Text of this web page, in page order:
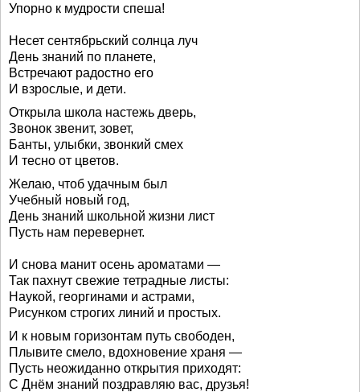
Упорно к мудрости спеша!
Несет сентябрьский солнца луч
День знаний по планете,
Встречают радостно его
И взрослые, и дети.
Открыла школа настежь дверь,
Звонок звенит, зовет,
Банты, улыбки, звонкий смех
И тесно от цветов.
Желаю, чтоб удачным был
Учебный новый год,
День знаний школьной жизни лист
Пусть нам перевернет.
И снова манит осень ароматами —
Так пахнут свежие тетрадные листы:
Наукой, георгинами и астрами,
Рисунком строгих линий и простых.
И к новым горизонтам путь свободен,
Плывите смело, вдохновение храня —
Пусть неожиданно открытия приходят:
С Днём знаний поздравляю вас, друзья!